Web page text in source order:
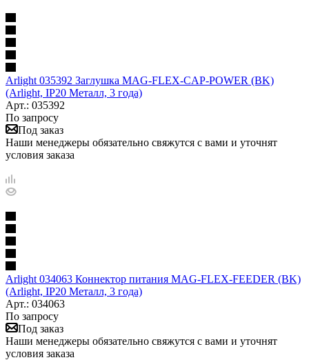
Arlight 035392 Заглушка MAG-FLEX-CAP-POWER (BK)
(Arlight, IP20 Металл, 3 года)
Арт.: 035392
По запросу
Под заказ
Наши менеджеры обязательно свяжутся с вами и уточнят
условия заказа
Arlight 034063 Коннектор питания MAG-FLEX-FEEDER (BK)
(Arlight, IP20 Металл, 3 года)
Арт.: 034063
По запросу
Под заказ
Наши менеджеры обязательно свяжутся с вами и уточнят
условия заказа